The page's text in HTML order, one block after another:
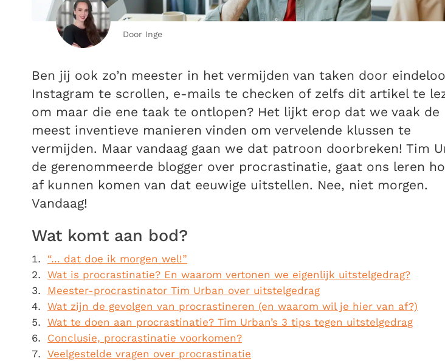
Door Inge
Ben jij ook zo’n meester in het vermijden van taken door
Instagram te scrollen, e-mails te checken of zelfs dit artikel te
om maar die ene taak te ontlopen? Het lijkt erop dat we vaak de
meest inventieve manieren vinden om vervelende klussen te
vermijden. Maar vandaag gaan we dat patroon doorbreken! Tim
de gerenommeerde blogger over procrastinatie, gaat ons leren
af kunnen komen van dat eeuwige uitstellen. Nee, niet morgen.
Vandaag!
Wat komt aan bod?
“… dat doe ik morgen wel!”
Wat is procrastinatie? En waarom vertonen we eigenlijk uitstelgedrag?
Meester-procrastinator Tim Urban over uitstelgedrag
Wat zijn de gevolgen van procrastineren (en waarom wil je hier van af?)
Wat te doen aan procrastinatie? Tim Urban’s 3 tips tegen uitstelgedrag
Conclusie, procrastinatie voorkomen?
Veelgestelde vragen over procrastinatie